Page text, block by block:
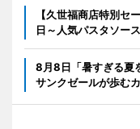
【久世福商店特別セ
日～人気パスタソー
8月8日「暑すぎる夏
サンクゼールが歩む